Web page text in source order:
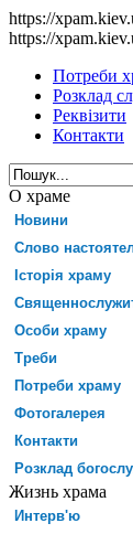
https://
https://
Потреби
Розклад
Реквізити
Контакти
О храме
Новини
Слово
Історія храму
Особи храму
Треби
Потреби храму
Фотогалерея
Контакти
Розклад
Жизнь храма
Интерв'ю